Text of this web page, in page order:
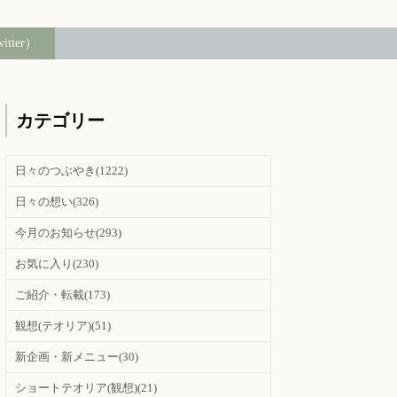
）
カテゴリー
日々のつぶやき (1222)
日々の想い(326)
今月のお知らせ(293)
お気に入り (230)
ご紹介・転載(173)
観想(テオリア)(51)
新企画・新メニュー(30)
ショートテオリア(観想)(21)